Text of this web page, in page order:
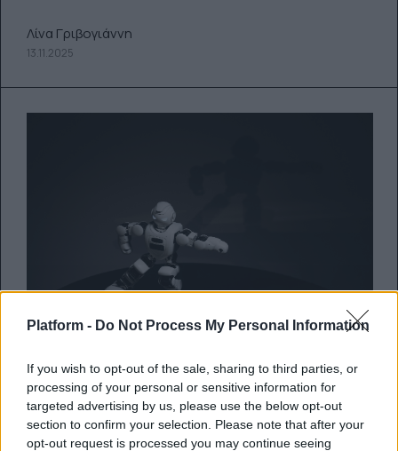
Platform - Do Not Process My Personal Information
If you wish to opt-out of the sale, sharing to third parties, or
processing of your personal or sensitive information for
targeted advertising by us, please use the below opt-out
section to confirm your selection. Please note that after your
opt-out request is processed you may continue seeing
Λίνα Γριβογιάννη
13.11.2025
Κι όμως ακόμα και τα μοντέλα
τεχνητής νοημοσύνης παθαίνουν
«brain rot»